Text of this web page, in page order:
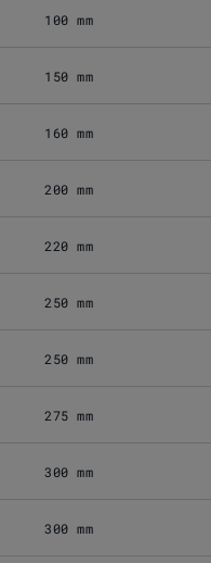
100 mm
150 mm
160 mm
200 mm
220 mm
250 mm
250 mm
275 mm
300 mm
300 mm